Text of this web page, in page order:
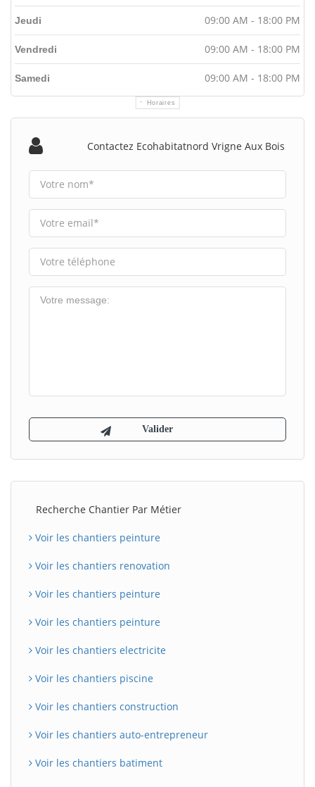
Horaires
Jeudi 09:00 AM - 18:00 PM
Vendredi 09:00 AM - 18:00 PM
Samedi 09:00 AM - 18:00 PM
Contactez Ecohabitatnord Vrigne Aux Bois
Recherche Chantier Par Métier
Voir les chantiers peinture
Voir les chantiers renovation
Voir les chantiers peinture
Voir les chantiers peinture
Voir les chantiers electricite
Voir les chantiers piscine
Voir les chantiers construction
Voir les chantiers auto-entrepreneur
Voir les chantiers batiment